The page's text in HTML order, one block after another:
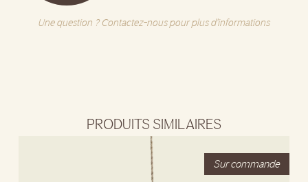
Une question ? Contactez-nous pour plus d'informations
PRODUITS SIMILAIRES